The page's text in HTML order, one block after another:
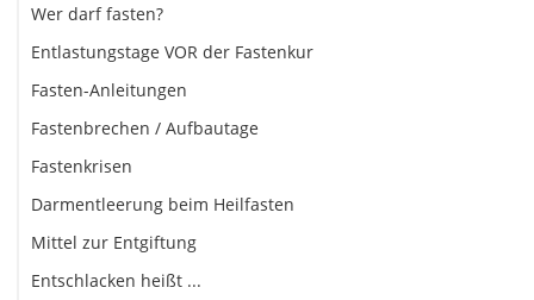
Wer darf fasten?
Entlastungstage VOR der Fastenkur
Fasten-Anleitungen
Fastenbrechen / Aufbautage
Fastenkrisen
Darmentleerung beim Heilfasten
Mittel zur Entgiftung
Entschlacken heißt ...